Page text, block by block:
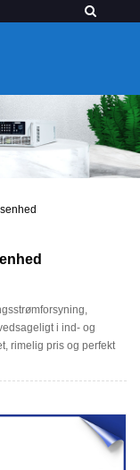
i ind- og
rimelig pris og perfekt